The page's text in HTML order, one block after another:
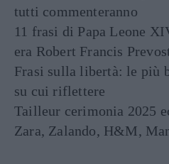
tutti commenteranno
11 frasi di Papa Leone
era Robert Francis
Frasi sulla libertà: le più
su cui riflettere
Tailleur cerimonia 2025
Zara, Zalando, H&M,